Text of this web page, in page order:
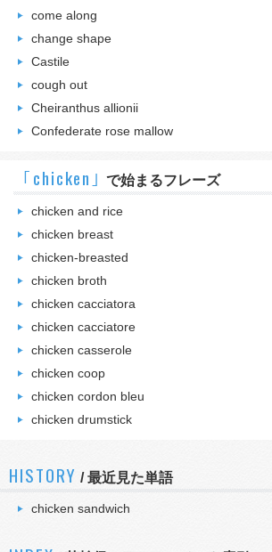
come along
change shape
Castile
cough out
Cheiranthus allionii
Confederate rose mallow
｢chicken｣ で始まるフレーズ
chicken and rice
chicken breast
chicken-breasted
chicken broth
chicken cacciatora
chicken cacciatore
chicken casserole
chicken coop
chicken cordon bleu
chicken drumstick
HISTORY /最近見た単語
chicken sandwich